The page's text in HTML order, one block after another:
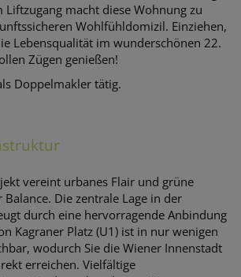
macht diese Wohnung zu
Wohlfühldomizil. Einziehen,
Lebensqualität im wunderschönen 22.
Zügen genießen!
Doppelmakler tätig.
vereint urbanes Flair und grüne
Die zentrale Lage in der
durch eine hervorragende Anbindung
Kagraner Platz (U1) ist in nur wenigen
wodurch Sie die Wiener Innenstadt
erreichen. Vielfältige